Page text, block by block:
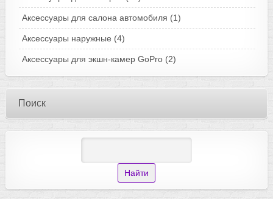
Аксессуары для салона автомобиля (1)
Аксессуары наружные (4)
Аксессуары для экшн-камер GoPro (2)
Поиск